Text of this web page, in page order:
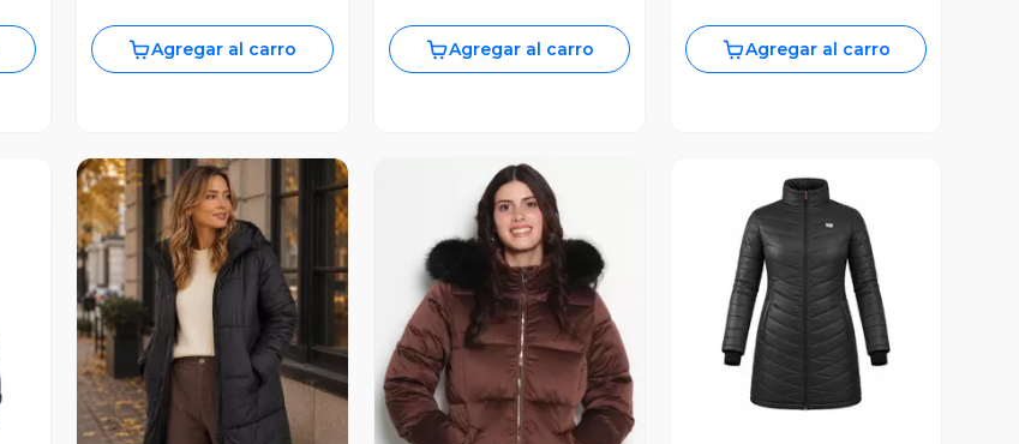
Agregar al carro Agregar al carro Agregar al carro
Vista Previa Vista Previa
Vista Previa